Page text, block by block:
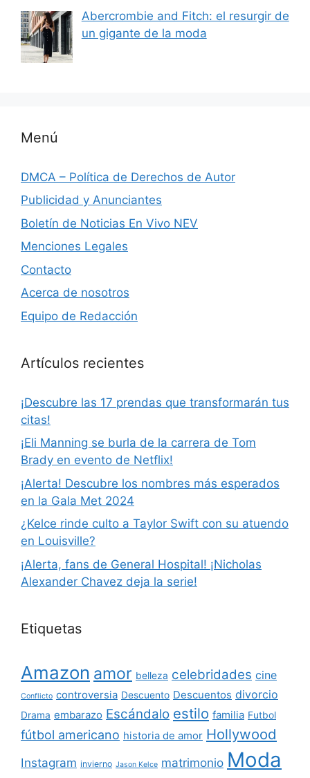
Abercrombie and Fitch: el resurgir de
un gigante de la moda
Menú
DMCA – Política de Derechos de Autor
Publicidad y Anunciantes
Boletín de Noticias En Vivo NEV
Menciones Legales
Contacto
Acerca de nosotros
Equipo de Redacción
Artículos recientes
¡Descubre las 17 prendas que transformarán tus
citas!
¡Eli Manning se burla de la carrera de Tom
Brady en evento de Netflix!
¡Alerta! Descubre los nombres más esperados
en la Gala Met 2024
¿Kelce rinde culto a Taylor Swift con su atuendo
en Louisville?
¡Alerta, fans de General Hospital! ¡Nicholas
Alexander Chavez deja la serie!
Etiquetas
Amazon amor belleza celebridades cine
Conflicto controversia Descuento Descuentos divorcio
Drama embarazo Escándalo estilo familia Futbol
fútbol americano historia de amor Hollywood
Instagram invierno Jason Kelce matrimonio Moda